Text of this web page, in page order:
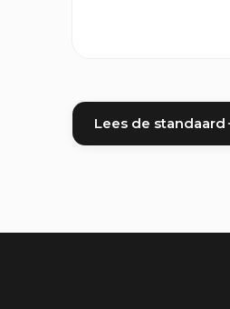
Lees de standaard